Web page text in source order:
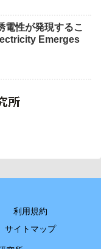
電性が発現するこ
Emerges
利用規約
サイトマップ